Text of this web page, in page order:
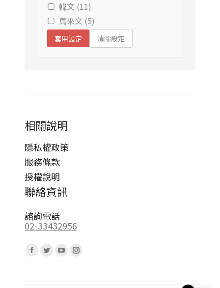
韓文 (11)
馬來文 (5)
套用設定 清除設定
相關說明
隱私權政策
服務條款
授權說明
聯絡資訊
諮詢電話
02-33432956
Facebook
opens
Twitter
opens
YouTube
opens
Instagram
opens